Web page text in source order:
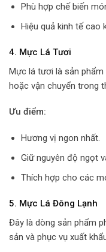
Phù hợp chế biến
Hiệu quả kinh tế cao
4. Mực Lá Tươi
Mực lá tươi là sản
hoặc vận chuyển trong
Ưu điểm:
Hương vị ngon nhất.
Giữ nguyên độ ngọt
Thích hợp cho các
5. Mực Lá Đông Lạnh
Đây là dòng sản phẩm
sản và phục vụ xuất